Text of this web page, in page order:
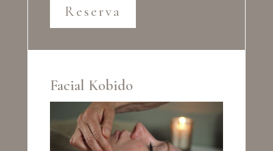
Reserva
Facial Kobido